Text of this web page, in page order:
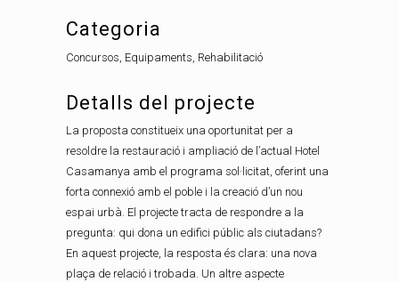
Categoria
Concursos, Equipaments, Rehabilitació
Detalls del projecte
La proposta constitueix una oportunitat per a
resoldre la restauració i ampliació de l’actual Hotel
Casamanya amb el programa sol·licitat, oferint una
forta connexió amb el poble i la creació d’un nou
espai urbà. El projecte tracta de respondre a la
pregunta: qui dona un edifici públic als ciutadans?
En aquest projecte, la resposta és clara: una nova
plaça de relació i trobada. Un altre aspecte